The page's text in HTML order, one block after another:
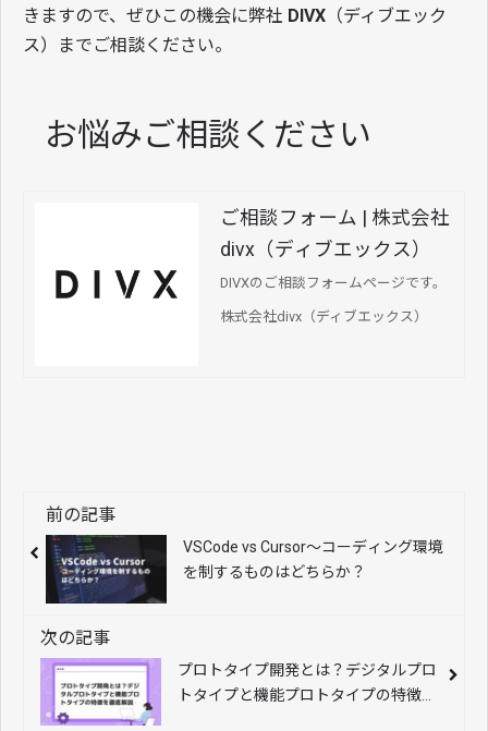
きますので、ぜひこの機会に弊社 DIVX （ディブエック
ス）までご相談ください。
お悩みご相談ください
ご相談フォーム | 株式会社
divx（ディブエックス）
DIVXのご相談フォームページです。
株式会社divx（ディブエックス）
前の記事
VSCode vs Cursor〜コーディング環境
を制するものはどちらか？
次の記事
プロトタイプ開発とは？デジタルプロ
トタイプと機能プロトタイプの特徴を